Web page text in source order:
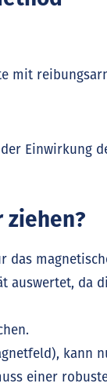
mit
Einwirkung
das
auswertet, da
kann
einer